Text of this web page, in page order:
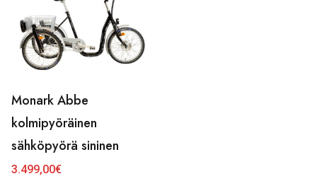
Monark Abbe
kolmipyöräinen
sähköpyörä sininen
3.499,00€